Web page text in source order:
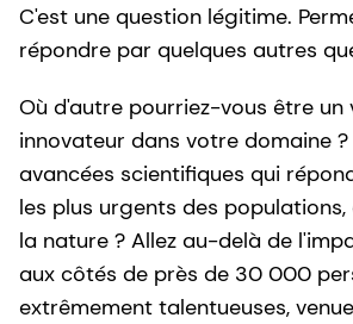
C'est une question légitime.
répondre par quelques autres
Où d'autre pourriez-vous être un
innovateur dans votre domaine ?
avancées scientifiques qui
les plus urgents des
la nature ? Allez au-delà de
aux côtés de près de 30 000
extrêmement talentueuses,